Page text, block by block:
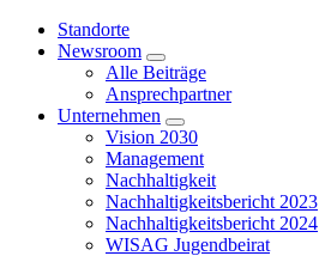
Standorte
Newsroom
Alle Beiträge
Ansprechpartner
Unternehmen
Vision 2030
Management
Nachhaltigkeit
Nachhaltigkeitsbericht 2023
Nachhaltigkeitsbericht 2024
WISAG Jugendbeirat